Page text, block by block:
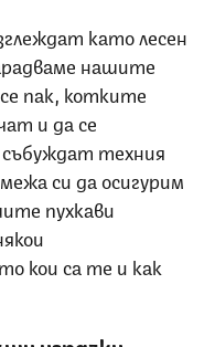
като лесен
нашите
пак, котките
и да се
събуждат техния
си да осигурим
пухкави
кои са те и как